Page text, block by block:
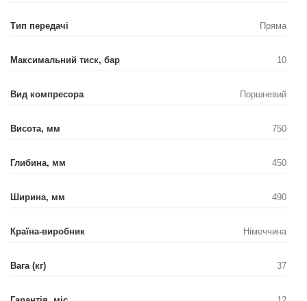
Тип передачі Пряма
Максимальний тиск, бар 10
Вид компресора Поршневий
Висота, мм 750
Глибина, мм 450
Ширина, мм 490
Країна-виробник Німеччина
Вага (кг) 37